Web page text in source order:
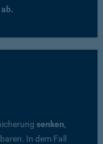
senken,
In dem Fall